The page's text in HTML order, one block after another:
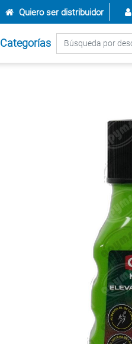
Quiero ser distribuidor
Categorías